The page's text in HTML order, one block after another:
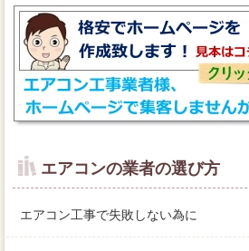
エアコンの業者の選び方
エアコン工事で失敗しない為に